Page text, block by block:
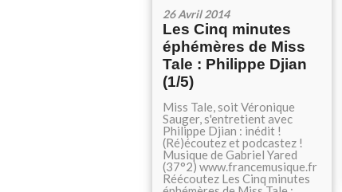
26 Avril 2014
Les Cinq minutes
éphémères de Miss
Tale : Philippe Djian
(1/5)
Miss Tale, soit Véronique
Sauger, s'entretient avec
Philippe Djian : inédit !
(Ré)écoutez et podcastez !
Musique de Gabriel Yared
(37°2) www.francemusique.fr
Réécoutez Les Cinq minutes